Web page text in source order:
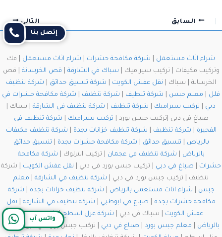
السابق التالي
شراء اثاث مستعمل شركة مكافحة حشرات شراء اثاث مستعمل | فك
وتركيب مكيفات | تركيب سيراميك | سباك في الشارقة قص الخرسانة | قص
الخرسانة | سباك | نقل عفش الكويت شركة تنسيق حدائق
شركة تنظيف
فلل
معلم جبس شركة تنظيف شركة تنظيف
شركة مكافحة حشرات في
دبي
تركيب سيراميك شركة تنظيف شركة تنظيف في الشارقة | سباك |
صباغ في دبي |تركيب جبس بورد | تركيب سيراميك
شركة تنظيف في
الفجيرة
شركة تنظيف شركة تنظيف خزانات بجدة
شركة تنظيف مكيفات
بالرياض
تنسيق حدائق شركة مكافحة حشرات بجدة
تنسيق حدائق
بالرياض
شركة تنظيف في عجمان | تركيب انترلوك | شركة مكافحة
حشرات
صباغ في دبي | تركيب جبس بورد في دبي | نقل عفش الكويت | شركة
تنظيف | تركيب جبس بورد في دبي | شركة تنظيف في الشارقة
معلم
جبس
شراء اثاث مستعمل بالرياض شركه تنظيف خزانات بجدة
شركة
مكافحة حشرات بجدة
صباغ في ابوظبي شركة تنظيف في الشارقة
نقل
عفش الكويت | سباك في دبي | شركة عزل اسطح|شركة تنظيف
بالرياض
معلم جبس بورد صباغ في دبي
| تركيب جبس بورد في دبي | شركة
واتس آب
إتصل بنا